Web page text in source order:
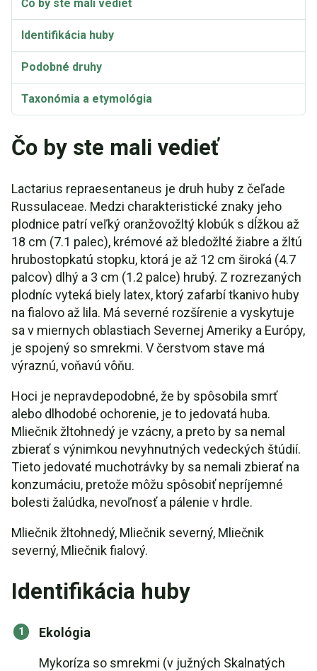
Čo by ste mali vedieť
Identifikácia huby
Podobné druhy
Taxonómia a etymológia
Čo by ste mali vedieť
Lactarius repraesentaneus je druh huby z čeľade
Russulaceae. Medzi charakteristické znaky jeho
plodnice patrí veľký oranžovožltý klobúk s dĺžkou až
18 cm (7.1 palec), krémové až bledožlté žiabre a žltú
hrubostopkatú stopku, ktorá je až 12 cm široká (4.7
palcov) dlhý a 3 cm (1.2 palce) hrubý. Z rozrezaných
plodníc vyteká biely latex, ktorý zafarbí tkanivo huby
na fialovo až lila. Má severné rozšírenie a vyskytuje
sa v miernych oblastiach Severnej Ameriky a Európy,
je spojený so smrekmi. V čerstvom stave má
výraznú, voňavú vôňu.
Hoci je nepravdepodobné, že by spôsobila smrť
alebo dlhodobé ochorenie, je to jedovatá huba.
Mliečnik žltohnedý je vzácny, a preto by sa nemal
zbierať s výnimkou nevyhnutných vedeckých štúdií.
Tieto jedovaté muchotrávky by sa nemali zbierať na
konzumáciu, pretože môžu spôsobiť nepríjemné
bolesti žalúdka, nevoľnosť a pálenie v hrdle.
Mliečnik žltohnedý, Mliečnik severný, Mliečnik
severný, Mliečnik fialový.
Identifikácia huby
Ekológia
Mykoríza so smrekmi (v južných Skalnatých